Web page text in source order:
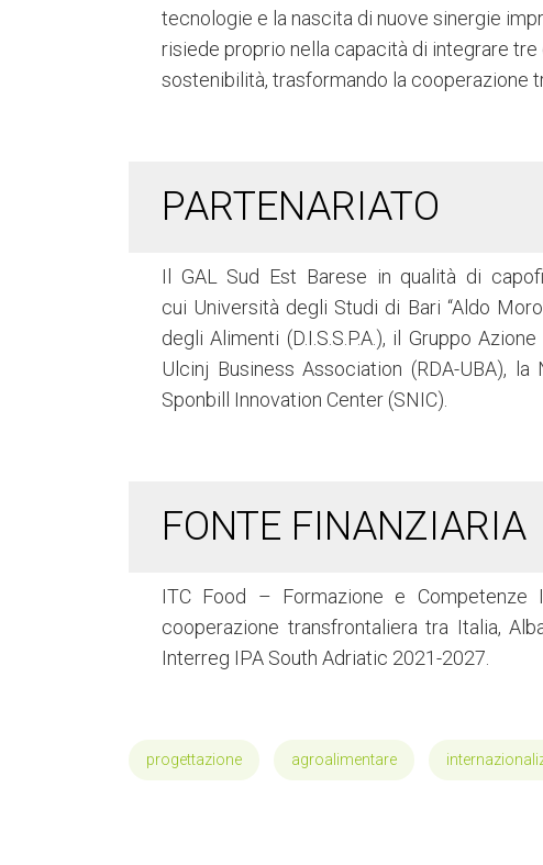
tecnologie e la nascita di nuove sinergie
risiede proprio nella capacità di integrare
sostenibilità, trasformando la cooperazione
PARTENARIATO
Il GAL Sud Est Barese in qualità di
cui Università degli Studi di Bari “Aldo
degli Alimenti (D.I.S.S.P.A.), il Gruppo
Ulcinj Business Association (RDA-UBA),
Sponbill Innovation Center (SNIC).
FONTE FINANZIARIA
ITC Food – Formazione e Competenze
cooperazione transfrontaliera tra Italia,
Interreg IPA South Adriatic 2021-2027.
progettazione agroalimentare